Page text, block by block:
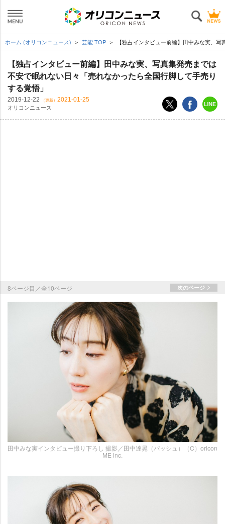
ホーム (オリコンニュース) 芸能 TOP 【独占インタビュー前編】田中みな実、
【独占インタビュー前編】田中みな実、写真集発売までは
不安で眠れない日々「売れなかったら全国行脚して手売り
する覚悟」
2019-12-22 （更新） 2021-01-25
オリコンニュース
8ページ目／全10ページ 次のページ
田中みな実インタビュー撮り下ろし 撮影／田中達晃（パッシュ）（C）oricon
ME inc.